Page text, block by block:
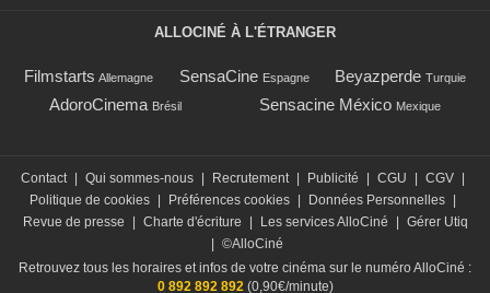
ALLOCINÉ À L'ÉTRANGER
Filmstarts Allemagne SensaCine Espagne Beyazperde Turquie
AdoroCinema Brésil Sensacine México Mexique
Contact | Qui sommes-nous | Recrutement | Publicité | CGU | CGV |
Politique de cookies | Préférences cookies | Données Personnelles |
Revue de presse
| Charte d'écriture | Les services AlloCiné | Gérer Utiq
| ©AlloCiné
Retrouvez tous les horaires et infos de votre cinéma sur le numéro AlloCiné :
0 892 892 892 (0,90€/minute)